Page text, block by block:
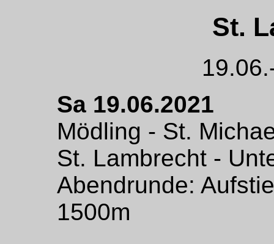
St.
Sa 19.06.2021
Mödling - St.
St. Lambrecht -
Abendrunde:
1500m